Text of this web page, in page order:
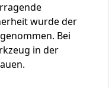
wurde der
Bei
in der